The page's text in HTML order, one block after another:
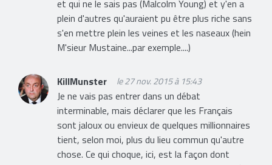
et qui ne le sais pas (Malcolm Young) et y'en a
plein d'autres qu'auraient pu être plus riche sans
s'en mettre plein les veines et les naseaux (hein
M'sieur Mustaine...par exemple....)
KillMunster le 27 nov. 2015 à 15:43
Je ne vais pas entrer dans un débat
interminable, mais déclarer que les Français
sont jaloux ou envieux de quelques millionnaires
tient, selon moi, plus du lieu commun qu'autre
chose. Ce qui choque, ici, est la façon dont